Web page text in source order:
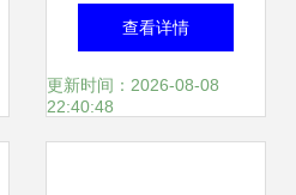
房地产营销策划的
破局之路
查看详情
更新时间：2026-08-08
22:40:48